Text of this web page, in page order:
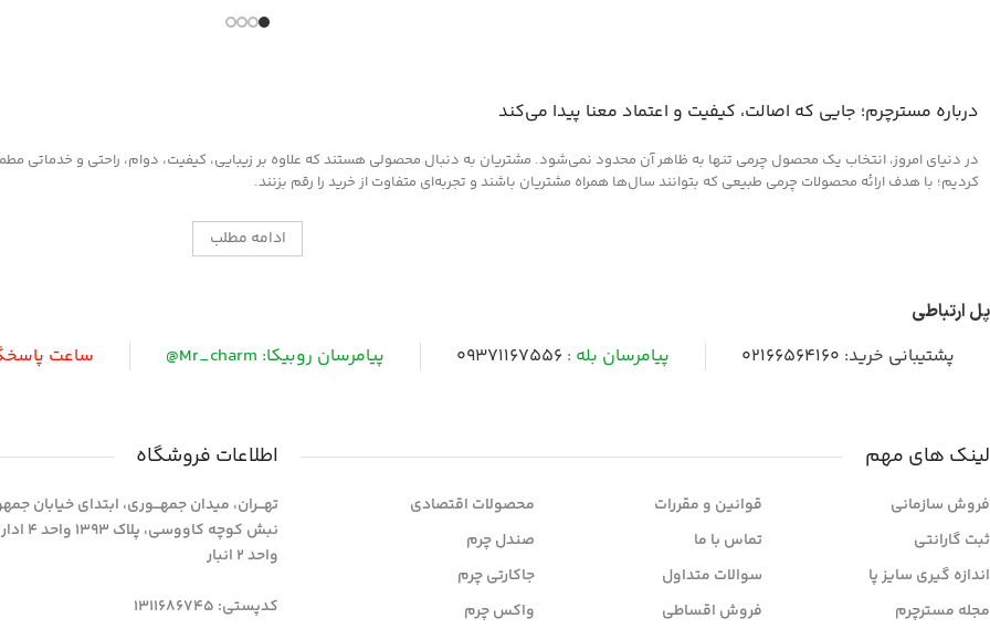
مناسب کلیه محصولات چرمی
درباره مسترچرم؛ جایی که اصالت، کیفیت و اعتماد معنا پیدا می‌کند
در دنیای امروز، انتخاب یک محصول چرمی تنها به ظاهر آن محدود نمی‌شود. مشتریان به دنبال محصولی هستند که علاوه بر زیبایی، کیفیت، دوام، راحتی و خدماتی
کردیم؛ با هدف ارائه محصولات چرمی طبیعی که بتوانند سال‌ها همراه مشتریان باشند و تجربه‌ای متفاوت از خرید را رقم بزنند.
ادامه مطلب
پل ارتباطی
پشتیبانی خرید: 02166564160 پیامرسان بله : 09371167556 پیامرسان روبیکا: Mr_charm@ ساعت
لینک های مهم
فروش سازمانی
ثبت گارانتی
اندازه گیری سایز پا
مجله مسترچرم
قوانین و مقررات
تماس با ما
سوالات متداول
فروش اقساطی
محصولات اقتصادی
صندل چرم
جاکارتی چرم
واکس چرم
اطلاعات فروشگاه
تهـــران، میدان جمهـــوری، ابتدای خیابان
نبش کوچه کاووسی،
واحد 2 انبار
کدپستی: 1311686745